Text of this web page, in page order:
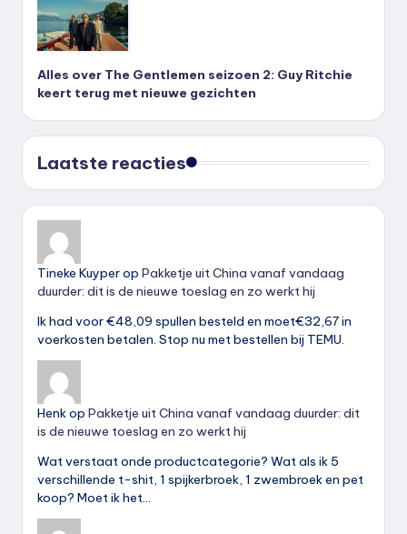
Alles over The Gentlemen seizoen 2: Guy Ritchie
keert terug met nieuwe gezichten
Laatste reacties
Tineke Kuyperop Pakketje uit China vanaf vandaag
duurder: dit is de nieuwe toeslag en zo werkt hij
Ik had voor €48,09 spullen besteld en moet€32,67 in
voerkosten betalen. Stop nu met bestellen bij TEMU.
Henkop Pakketje uit China vanaf vandaag duurder: dit
is de nieuwe toeslag en zo werkt hij
Wat verstaat onde productcategorie? Wat als ik 5
verschillende t-shit, 1 spijkerbroek, 1 zwembroek en pet
koop? Moet ik het…